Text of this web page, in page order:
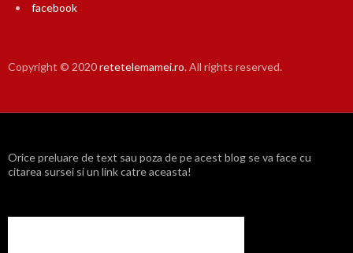
facebook
Copyright © 2020retetelemamei.ro. All rights reserved.
Orice preluare de text sau poza de pe acest blog se va face cu
citarea sursei si un link catre aceasta!